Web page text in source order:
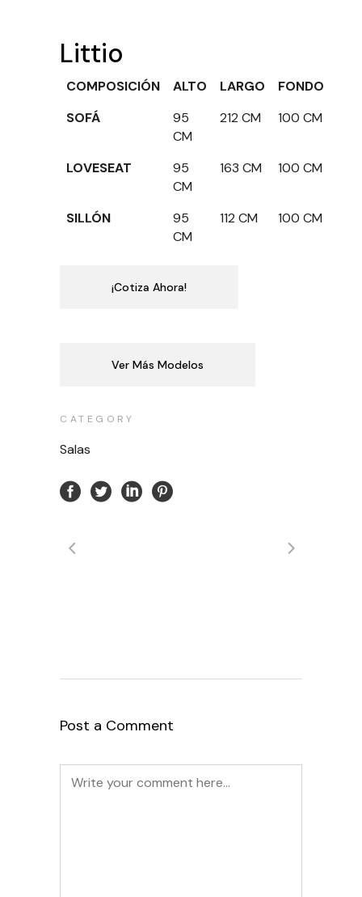
Littio
COMPOSICIÓN ALTO LARGO
FONDO
SOFÁ
95
CM
212 CM 100 CM
LOVESEAT
95
CM
163 CM 100 CM
SILLÓN
95
CM
112 CM 100 CM
¡Cotiza Ahora!
Ver Más Modelos
CATEGORY
Salas
Post a Comment